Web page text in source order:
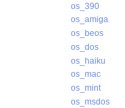
os_390
os_amiga
os_beos
os_dos
os_haiku
os_mac
os_mint
os_msdos